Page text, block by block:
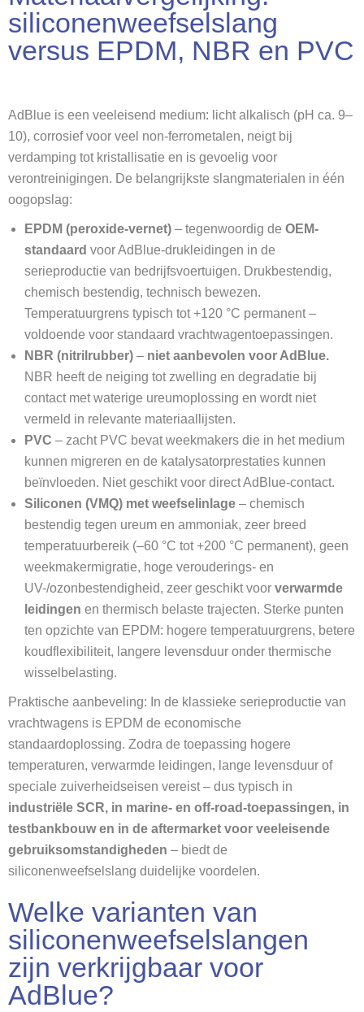
siliconenweefselslang
versus EPDM, NBR en PVC
AdBlue is een veeleisend medium: licht alkalisch (pH ca. 9–
10), corrosief voor veel non-ferrometalen, neigt bij
verdamping tot kristallisatie en is gevoelig voor
verontreinigingen. De belangrijkste slangmaterialen in één
oogopslag:
EPDM (peroxide-vernet) – tegenwoordig de OEM-
standaard voor AdBlue-drukleidingen in de
serieproductie van bedrijfsvoertuigen. Drukbestendig,
chemisch bestendig, technisch bewezen.
Temperatuurgrens typisch tot +120 °C permanent –
voldoende voor standaard vrachtwagentoepassingen.
NBR (nitrilrubber) – niet aanbevolen voor AdBlue.
NBR heeft de neiging tot zwelling en degradatie bij
contact met waterige ureumoplossing en wordt niet
vermeld in relevante materiaallijsten.
PVC – zacht PVC bevat weekmakers die in het medium
kunnen migreren en de katalysatorprestaties kunnen
beïnvloeden. Niet geschikt voor direct AdBlue-contact.
Siliconen (VMQ) met weefselinlage – chemisch
bestendig tegen ureum en ammoniak, zeer breed
temperatuurbereik (–60 °C tot +200 °C permanent), geen
weekmakermigratie, hoge verouderings- en
UV-/ozonbestendigheid, zeer geschikt voor verwarmde
leidingen en thermisch belaste trajecten. Sterke punten
ten opzichte van EPDM: hogere temperatuurgrens, betere
koudflexibiliteit, langere levensduur onder thermische
wisselbelasting.
Praktische aanbeveling: In de klassieke serieproductie van
vrachtwagens is EPDM de economische
standaardoplossing. Zodra de toepassing hogere
temperaturen, verwarmde leidingen, lange levensduur of
speciale zuiverheidseisen vereist – dus typisch in
industriële SCR, in marine- en off-road-toepassingen, in
testbankbouw en in de aftermarket voor veeleisende
gebruiksomstandigheden – biedt de
siliconenweefselslang duidelijke voordelen.
Welke varianten van
siliconenweefselslangen
zijn verkrijgbaar voor
AdBlue?